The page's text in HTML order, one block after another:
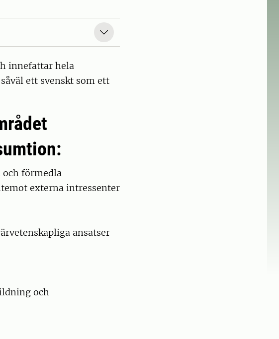
innefattar hela
ett svenskt som ett
förmedla
externa intressenter
ansatser
och